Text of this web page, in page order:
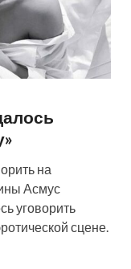
на
Асмус
уговорить
сцене.